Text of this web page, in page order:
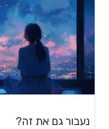
נעבור גם את זה?